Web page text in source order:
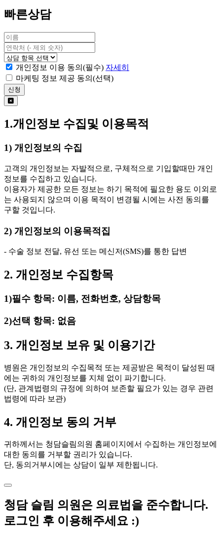
빠른상담
개인정보 이용 동의(필수) 자세히
마케팅 정보 제공 동의(선택)
신청
1.개인정보 수집및 이용목적
1) 개인정보의 수집
고객의 개인정보는 자발적으로, 구체적으로 기입할때만 개인
정보를 수집하고 있습니다.
이용자가 제공한 모든 정보는 하기 목적에 필요한 용도 이외로
는 사용되지 않으며 이용 목적이 변경될 시에는 사전 동의를
구할 것입니다.
2) 개인정보의 이용목적집
- 수술 정보 전달, 유선 또는 메신저(SMS)를 통한 답변
2. 개인정보 수집항목
1)필수 항목: 이름, 전화번호, 상담항목
2)선택 항목: 없음
3. 개인정보 보유 및 이용기간
병원은 개인정보의 수집목적 또는 제공받은 목적이 달성된 때
에는 귀하의 개인정보를 지체 없이 파기합니다.
(단, 관계법령의 규정에 의하여 보존할 필요가 있는 경우 관련
법령에 따라 보관)
4. 개인정보 동의 거부
귀하께서는 청담슬림의원 홈페이지에서 수집하는 개인정보에
대한 동의를 거부할 권리가 있습니다.
단, 동의거부시에는 상담이 일부 제한됩니다.
청담 슬림 의원은 의료법을 준수합니다.
로그인 후 이용해주세요 :)